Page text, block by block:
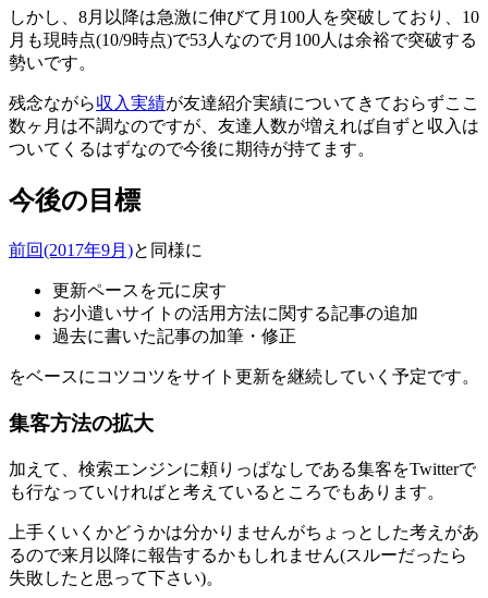
しかし、8月以降は急激に伸びて月100人を突破しており、10
月も現時点(10/9時点)で53人なので月100人は余裕で突破する
勢いです。
残念ながら収入実績が友達紹介実績についてきておらずここ
数ヶ月は不調なのですが、友達人数が増えれば自ずと収入は
ついてくるはずなので今後に期待が持てます。
今後の目標
前回(2017年9月)と同様に
更新ペースを元に戻す
お小遣いサイトの活用方法に関する記事の追加
過去に書いた記事の加筆・修正
をベースにコツコツをサイト更新を継続していく予定です。
集客方法の拡大
加えて、検索エンジンに頼りっぱなしである集客をTwitterで
も行なっていければと考えているところでもあります。
上手くいくかどうかは分かりませんがちょっとした考えがあ
るので来月以降に報告するかもしれません(スルーだったら
失敗したと思って下さい)。